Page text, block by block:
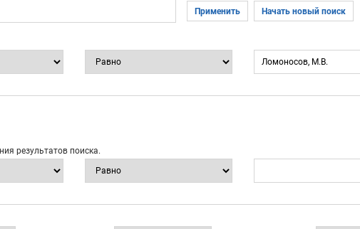
Применить Начать новый поиск
результатов поиска.